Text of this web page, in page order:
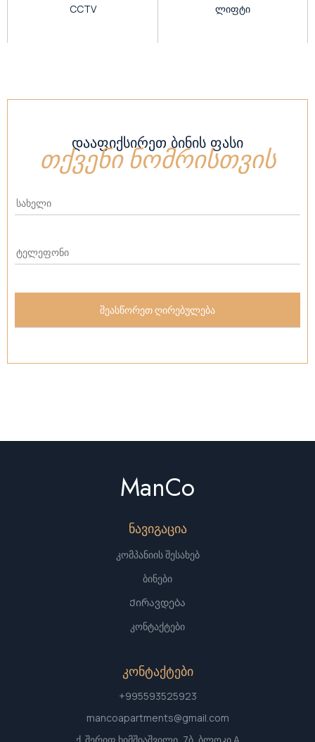
CCTV ლიფტი
ᲓᲐᲐᲤᲘᲥᲡᲘᲠᲔᲗ ᲑᲘᲜᲘᲡ ᲤᲐᲡᲘ
თქვენი ნომრისთვის
ManCo
ნავიგაცია
კომპანიის შესახებ
ბინები
Ქირავდება
კონტაქტები
კონტაქტები
+995593525923
mancoapartments@gmail.com